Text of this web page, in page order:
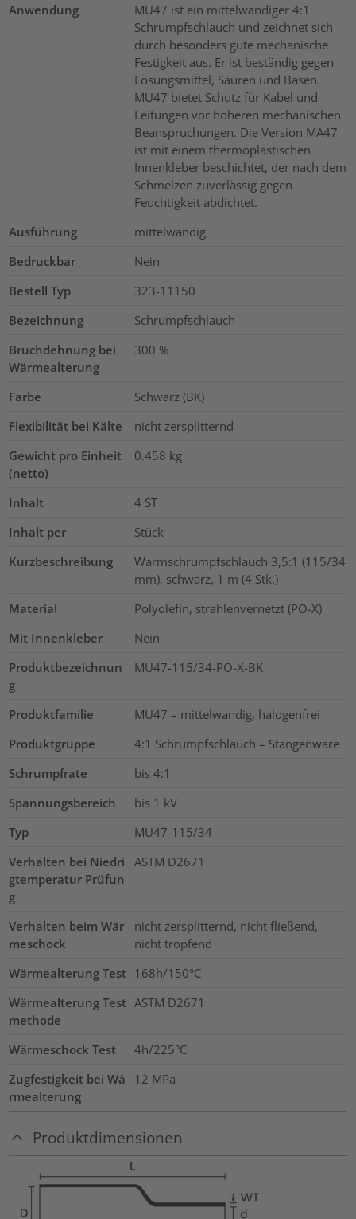
Anwendung
MU47 ist ein mittelwandiger 4:1
Schrumpfschlauch und zeichnet sich
durch besonders gute mechanische
Festigkeit aus. Er ist beständig gegen
Lösungsmittel, Säuren und Basen.
MU47 bietet Schutz für Kabel und
Leitungen vor höheren mechanischen
Beanspruchungen. Die Version MA47
ist mit einem thermoplastischen
Innenkleber beschichtet, der nach dem
Schmelzen zuverlässig gegen
Feuchtigkeit abdichtet.
Ausführung
mittelwandig
Bedruckbar
Nein
Bestell Typ
323-11150
Bezeichnung
Schrumpfschlauch
Bruchdehnung bei
Wärmealterung
300 %
Farbe
Schwarz (BK)
Flexibilität bei Kälte
nicht zersplitternd
Gewicht pro Einheit
(netto)
0.458 kg
Inhalt 4 ST
Inhalt per
Stück
Kurzbeschreibung
Warmschrumpfschlauch 3,5:1 (115/34
mm), schwarz, 1 m (4 Stk.)
Material
Polyolefin, strahlenvernetzt (PO-X)
Mit Innenkleber
Nein
Produktbezeichnun
g
MU47-115/34-PO-X-BK
Produktfamilie
MU47 – mittelwandig, halogenfrei
Produktgruppe
4:1 Schrumpfschlauch – Stangenware
Schrumpfrate
bis 4:1
Spannungsbereich
bis 1 kV
Typ
MU47-115/34
Verhalten bei Niedri
gtemperatur Prüfun
g
ASTM D2671
Verhalten beim Wär
meschock
nicht zersplitternd, nicht fließend,
nicht tropfend
Wärmealterung Test 168h/150°C
Wärmealterung Test
methode
ASTM D2671
Wärmeschock Test
4h/225°C
Zugfestigkeit bei Wä
rmealterung
12 MPa
Produktdimensionen